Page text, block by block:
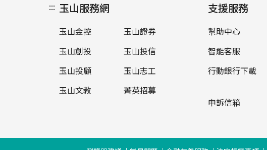
玻璃瓶罐等各式廢棄物共8.3公噸，並從玉山
人自己生活做起，以具體行動減塑減廢，守護
美麗的家園。 根據「世界經濟論壇」指出，每
年約有800萬噸垃圾流入海中，垃圾伴隨著洋
流在海上漂流，導致許多海洋動物如海龜、海
豚、海鳥誤食而生病，不僅危害了海洋生物，
最後透過食物鏈又回到人類身上，已成為地球
源」列為2030年的17項永續發展目標之一，
鼓勵全球社會採取更積極的行動，永續的管理
::: 玉山服務網
玉山金控
玉山證券
玉山創投
玉山投信
玉山投顧
玉山志工
玉山文教
菁英招募
支援服務
幫助中心
智能客服
行動銀行下載
申訴信箱